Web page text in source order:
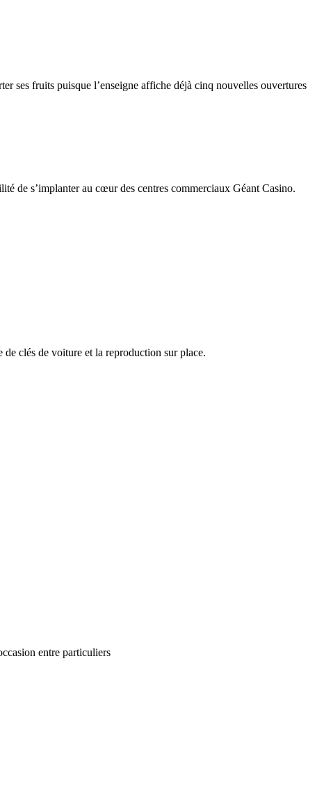
ses fruits puisque l’enseigne affiche déjà cinq nouvelles ouvertures
de s’implanter au cœur des centres commerciaux Géant Casino.
clés de voiture et la reproduction sur place.
entre particuliers